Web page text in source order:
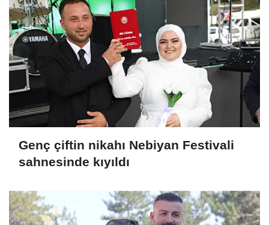
Genç çiftin nikahı Nebiyan Festivali
sahnesinde kıyıldı